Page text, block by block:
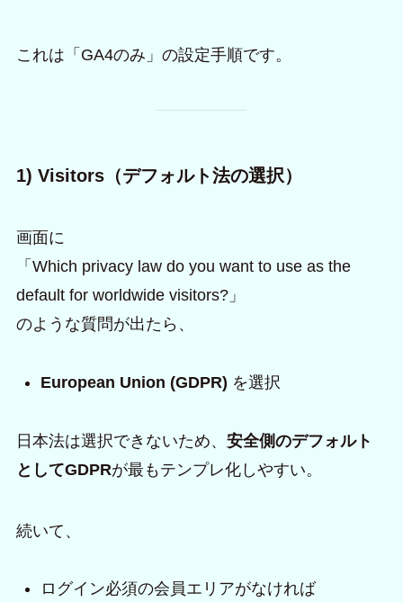
これは「GA4のみ」の設定手順です。
1) Visitors（デフォルト法の選択）
画面に
「Which privacy law do you want to use as the
default for worldwide visitors?」
のような質問が出たら、
European Union (GDPR) を選択
日本法は選択できないため、 安全側のデフォルト
としてGDPRが最もテンプレ化しやすい。
続いて、
ログイン必須の会員エリアがなければ